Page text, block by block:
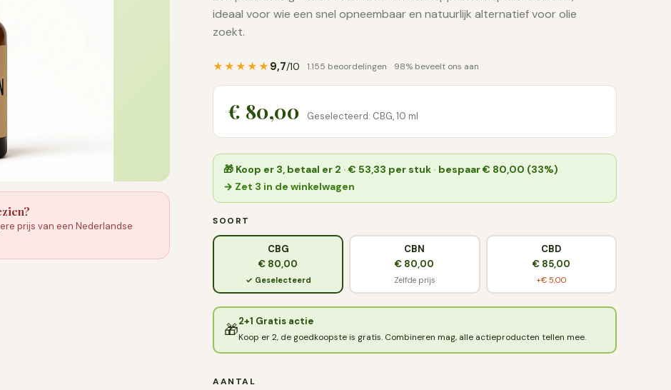
prijs van een Nederlandse
ideaal voor wie een snel opneembaar en natuurlijk alternatief voor olie
zoekt.
★★★★★ 9,7/10 1.155 beoordelingen 98% beveelt ons aan
€ 80,00 Geselecteerd: CBG, 10 ml
🎁 Koop er 3, betaal er 2 · € 53,33 per stuk · bespaar € 80,00 (33%)
→ Zet 3 in de winkelwagen
SOORT
CBG
€ 80,00
✓ Geselecteerd
CBN
€ 80,00
Zelfde prijs
CBD
€ 85,00
+€ 5,00
🎁2+1 Gratis actie
Koop er 2, de goedkoopste is gratis. Combineren mag, alle actieproducten tellen mee.
AANTAL